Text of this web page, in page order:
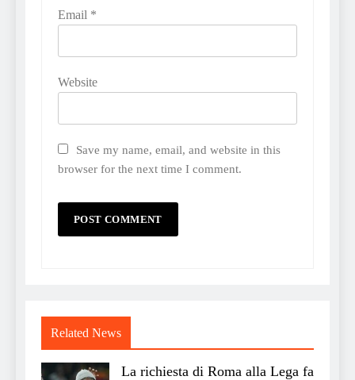
Email *
Website
Save my name, email, and website in this
browser for the next time I comment.
Related News
La richiesta di Roma alla Lega fa